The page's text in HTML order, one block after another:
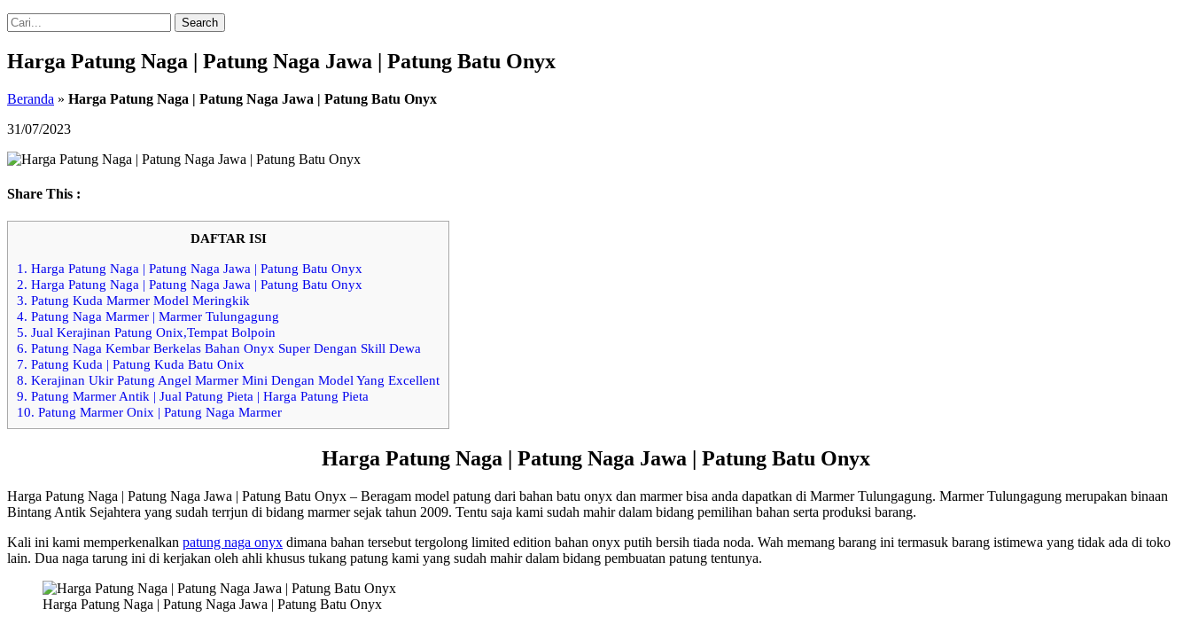
Search
Harga Patung Naga | Patung Naga Jawa | Patung Batu Onyx
Beranda » Harga Patung Naga | Patung Naga Jawa | Patung Batu Onyx
31/07/2023
Share This :
DAFTAR ISI
1. Harga Patung Naga | Patung Naga Jawa | Patung Batu Onyx
2. Harga Patung Naga | Patung Naga Jawa | Patung Batu Onyx
3. Patung Kuda Marmer Model Meringkik
4. Patung Naga Marmer | Marmer Tulungagung
5. Jual Kerajinan Patung Onix,Tempat Bolpoin
6. Patung Naga Kembar Berkelas Bahan Onyx Super Dengan Skill Dewa
7. Patung Kuda | Patung Kuda Batu Onix
8. Kerajinan Ukir Patung Angel Marmer Mini Dengan Model Yang Excellent
9. Patung Marmer Antik | Jual Patung Pieta | Harga Patung Pieta
10. Patung Marmer Onix | Patung Naga Marmer
Harga Patung Naga | Patung Naga Jawa | Patung Batu Onyx
Harga Patung Naga | Patung Naga Jawa | Patung Batu Onyx – Beragam model patung dari bahan batu onyx dan marmer bisa anda dapatkan di Marmer Tulungagung. Marmer Tulungagung merupakan binaan
Bintang Antik Sejahtera yang sudah terrjun di bidang marmer sejak tahun 2009. Tentu saja kami sudah mahir dalam bidang pemilihan bahan serta produksi barang.
Kali ini kami memperkenalkan patung naga onyx dimana bahan tersebut tergolong limited edition bahan onyx putih bersih tiada noda. Wah memang barang ini termasuk barang istimewa yang tidak ada di toko
lain. Dua naga tarung ini di kerjakan oleh ahli khusus tukang patung kami yang sudah mahir dalam bidang pembuatan patung tentunya.
Harga Patung Naga | Patung Naga Jawa | Patung Batu Onyx